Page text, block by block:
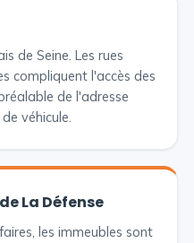
de Seine. Les rues
compliquent l'accès des
de l'adresse
véhicule.
La Défense
les immeubles sont